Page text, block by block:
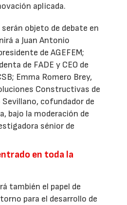
aplicada.
objeto de debate en
a Juan Antonio
de AGEFEM;
de FADE y CEO de
Emma Romero Brey,
Constructivas de
Sevillano, cofundador de
bajo la moderación de
sénior de
en toda la
también el papel de
para el desarrollo de